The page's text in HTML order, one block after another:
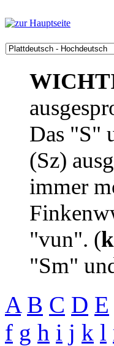
Das "S"
(Sz)
immer
"vun". (
"Sm"
A B C D E
f g h i j k l